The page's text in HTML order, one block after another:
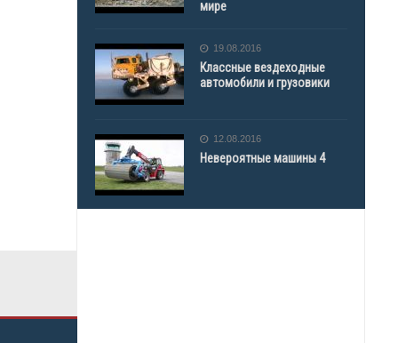
мире
19.08.2016
Классные вездеходные
автомобили и грузовики
12.08.2016
Невероятные машины 4